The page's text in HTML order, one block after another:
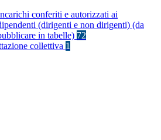
conferiti e autorizzati ai
(dirigenti e non dirigenti) (da
in tabelle) 72
collettiva 1